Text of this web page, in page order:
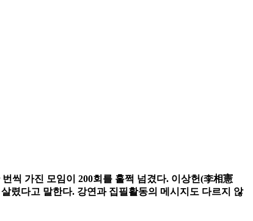
씩 가진 모임이 200회를 훌쩍 넘겼다. 이상헌(李相憲
렸다고 말한다. 강연과 집필활동의 메시지도 다르지 않